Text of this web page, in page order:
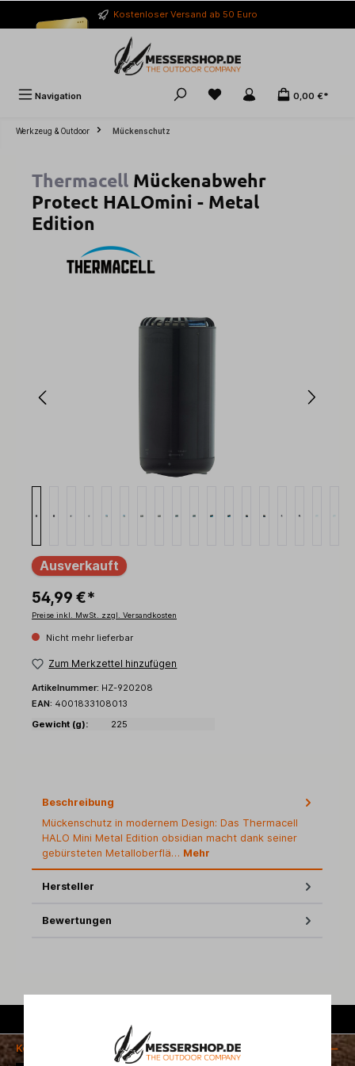
Kostenloser Versand ab 50 Euro
Navigation 0,00 €*
Werkzeug & Outdoor Mückenschutz
Thermacell Mückenabwehr
Protect HALOmini - Metal
Edition
Ausverkauft
54,99 €*
Preise inkl. MwSt. zzgl. Versandkosten
Nicht mehr lieferbar
Zum Merkzettel hinzufügen
Artikelnummer: HZ-920208
EAN: 4001833108013
Gewicht (g):
225
Beschreibung
Mückenschutz in modernem Design: Das Thermacell
HALO Mini Metal Edition obsidian macht dank seiner
gebürsteten Metalloberflä… Mehr
Hersteller
Bewertungen
Kontakt